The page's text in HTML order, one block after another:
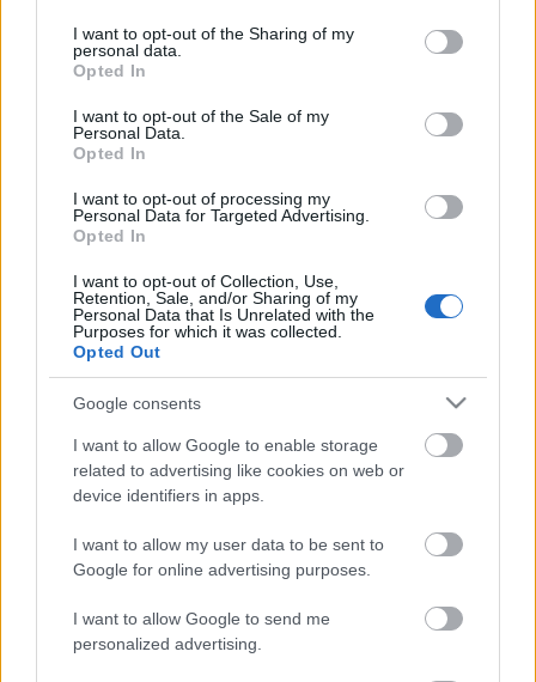
not limited to your visit or usage behaviour. You may click to
grant or deny consent to Google and its third-party tags to
use your data for below specified purposes in below Google
consent section.
I want to opt-out of the Sharing of my
personal data.
Opted In
I want to opt-out of the Sale of my
Personal Data.
Opted In
I want to opt-out of processing my
Personal Data for Targeted Advertising.
Opted In
I want to opt-out of Collection, Use,
Retention, Sale, and/or Sharing of my
Personal Data that Is Unrelated with the
Purposes for which it was collected.
Opted Out
Google consents
I want to allow Google to enable storage
related to advertising like cookies on web or
device identifiers in apps.
I want to allow my user data to be sent to
Google for online advertising purposes.
I want to allow Google to send me
personalized advertising.
Túlfogyasztás napja - július 30-ra felhasználta az
emberiség a Föld egész évre elegendő erőforrásait
Ma van idén a túlfogyasztás világnapja: az emberiség eddigre
használta fel mindazokat a természeti erőforrásokat, amelyeket
bolygónk egy év alatt képes megújítani. Ettől a naptól kezdve
ökológiai értelemben már „hitelből élünk” – hívta fel a figyelmet
Beindult az őszibarackszezon,
szeptemberig élvezhetjük
HIRDETÉS
HIRDETÉS